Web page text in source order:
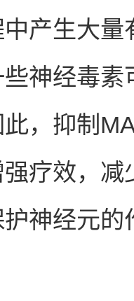
产生大
神经毒
，抑制
疗效，
神经元的